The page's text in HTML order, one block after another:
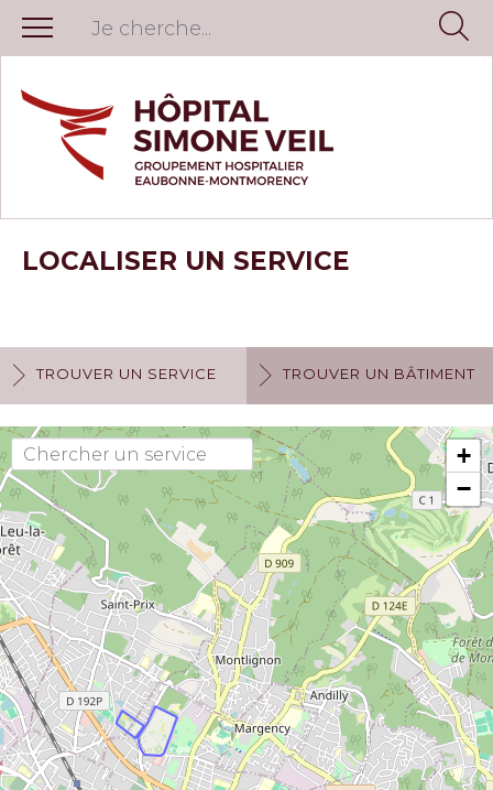
LOCALISER UN SERVICE
TROUVER UN SERVICE TROUVER UN BÂTIMENT
+
−